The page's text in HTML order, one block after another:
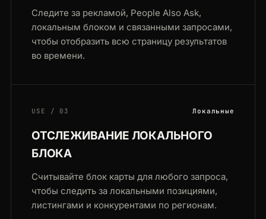
Следите за рекламой, People Also Ask,
локальным блоком и связанными запросами,
чтобы отобразить всю страницу результатов
во времени.
USE / 03 Локальные
ОТСЛЕЖИВАНИЕ ЛОКАЛЬНОГО
БЛОКА
Считывайте блок карты для любого запроса,
чтобы следить за локальными позициями,
листингами и конкурентами по регионам.